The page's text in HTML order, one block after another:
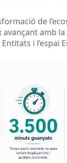
de
amb
i l’espai